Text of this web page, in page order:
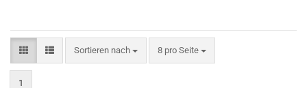
Sortieren nach
Sortieren nach 8 pro Seite
pro Seite
1